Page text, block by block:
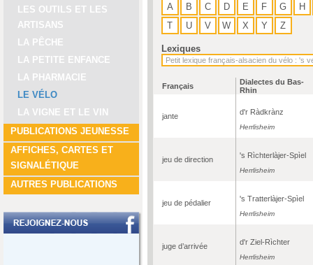
LES OUTILS ET LES
ARTISANS
LA PÊCHE
LA PETITE ENFANCE
LA PHARMACIE
LE VÉLO
LA VIGNE ET LE VIN
PUBLICATIONS JEUNESSE
AFFICHES, CARTES ET
SIGNALÉTIQUE
AUTRES PUBLICATIONS
A B C D E F G
H
T
U V W X Y Z
Lexiques
Français
Dialectes du Bas-
Rhin
jante d'r Ràdkrànz
Herrlisheim
jeu de direction 's Rìchterlàjer-Spìel
Herrlisheim
jeu de pédalier 's Tratterlàjer-Spìel
Herrlisheim
juge d’arrivée d'r Ziel-Rìchter
Herrlisheim